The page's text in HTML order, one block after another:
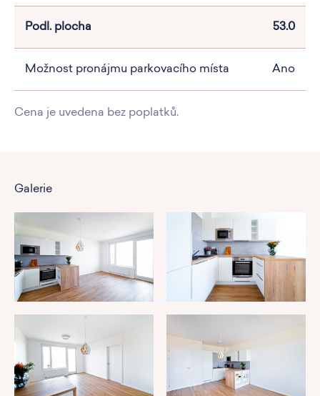
Podl. plocha 53.0
Možnost pronájmu parkovacího místa Ano
Cena je uvedena bez poplatků.
Galerie